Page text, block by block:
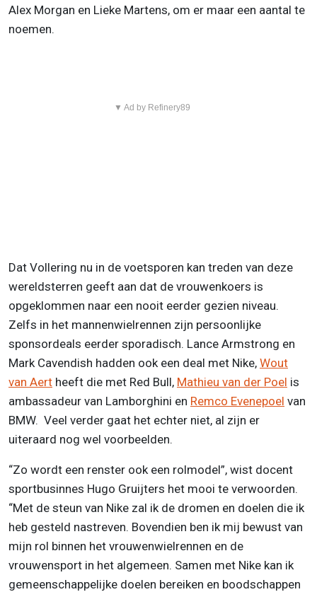
Alex Morgan en Lieke Martens, om er maar een aantal te
noemen.
▼ Ad by Refinery89
Dat Vollering nu in de voetsporen kan treden van deze
wereldsterren geeft aan dat de vrouwenkoers is
opgeklommen naar een nooit eerder gezien niveau.
Zelfs in het mannenwielrennen zijn persoonlijke
sponsordeals eerder sporadisch. Lance Armstrong en
Mark Cavendish hadden ook een deal met Nike, Wout
van Aert heeft die met Red Bull, Mathieu van der Poel is
ambassadeur van Lamborghini en Remco Evenepoel van
BMW. Veel verder gaat het echter niet, al zijn er
uiteraard nog wel voorbeelden.
“Zo wordt een renster ook een rolmodel”, wist docent
sportbusinnes Hugo Gruijters het mooi te verwoorden.
“Met de steun van Nike zal ik de dromen en doelen die ik
heb gesteld nastreven. Bovendien ben ik mij bewust van
mijn rol binnen het vrouwenwielrennen en de
vrouwensport in het algemeen. Samen met Nike kan ik
gemeenschappelijke doelen bereiken en boodschappen